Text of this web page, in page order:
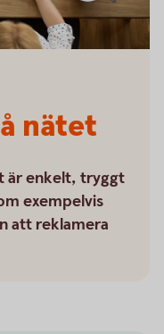
nätet
är enkelt, tryggt
exempelvis
att reklamera